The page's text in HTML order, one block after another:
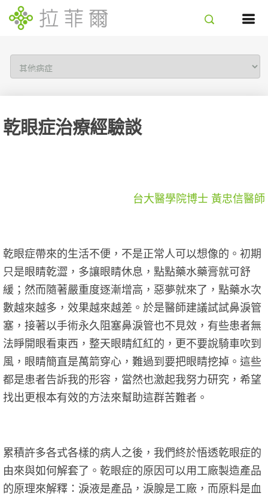
乾眼症治療經驗談
台大醫學院博士 黃忠信醫師
乾眼症帶來的生活不便，不是正常人可以想像的。初期
只是眼睛乾澀，多讓眼睛休息，點點藥水藥膏就可舒
緩；然而隨著嚴重度逐漸增高，惡夢就來了，點藥水次
數越來越多，效果越來越差。於是醫師建議試試鼻淚管
塞，接著以手術永久阻塞鼻淚管也不見效，有些患者無
法睜開眼看東西，整天眼睛紅紅的，更不要說騎車吹到
風，眼睛簡直是萬箭穿心，難過到要把眼睛挖掉。這些
都是患者告訴我的形容，當然也激起我努力研究，希望
找出更根本有效的方法來幫助這群苦難者。
累積許多各式各樣的病人之後，我們終於悟透乾眼症的
由來與如何解套了。乾眼症的原因可以用工廠製造產品
的原理來解釋：淚液是產品，淚腺是工廠，而原料是血